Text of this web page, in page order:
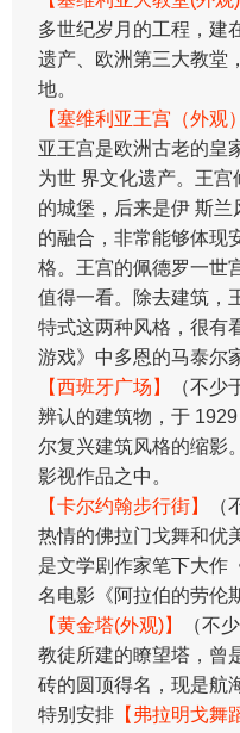
多世纪岁月的工程，建
遗产、欧洲第三大教堂
地。
【塞维利亚王宫（外观
亚王宫是欧洲古老的皇
为世 界文化遗产。王宫
的城堡，后来是伊 斯
的融合，非常能够体现
格。王宫的佩德罗一世
值得一看。除去建筑，
特式这两种风格，很有
游戏》中多恩的马泰尔
【西班牙广场】
（不
辨认的建筑物，于
尔复兴建筑风格的缩影
影视作品之中。
【卡尔约翰步行街】
热情的佛拉门戈舞和优
是文学剧作家笔下大作
名电影《阿拉伯的劳伦
【黄金塔(外观)】
（不
教徒所建的瞭望塔，曾
砖的圆顶得名，现是航
特别安排 【弗拉明戈舞